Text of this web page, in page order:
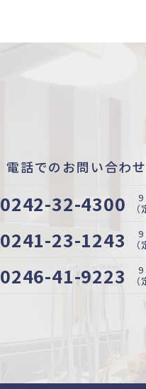
電話でのお問い合わせ
0242-32-4300
9
0241-23-1243
9
0246-41-9223
9